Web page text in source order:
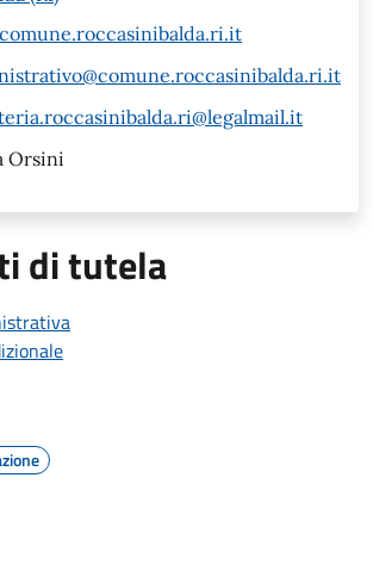
Orsini
di tutela